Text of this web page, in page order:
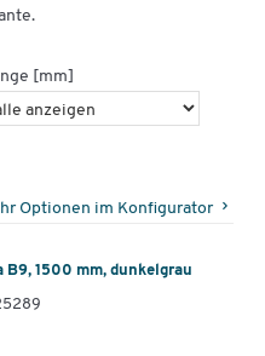
[mm]
Optionen im Konfigurator
B9, 1500 mm, dunkelgrau